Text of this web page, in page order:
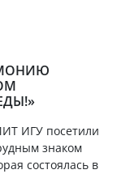
ИГУ посетили
знаком
состоялась в